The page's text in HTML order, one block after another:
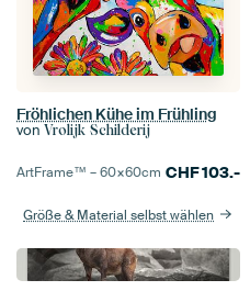
Fröhlichen Kühe im Frühling
von Vrolijk Schilderij
ArtFrame™ –60×60cm CHF103.-
Größe & Material selbst wählen